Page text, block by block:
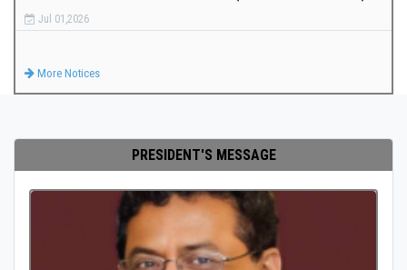
Jul 01,2026
More Notices
PRESIDENT'S MESSAGE